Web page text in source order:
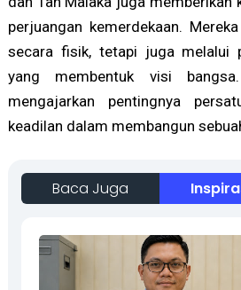
perjuangan kemerdekaan.
secara fisik, tetapi juga melalui
yang membentuk visi
mengajarkan pentingnya
keadilan dalam membangun
Baca Juga